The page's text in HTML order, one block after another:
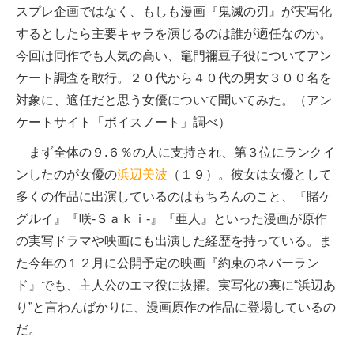
スプレ企画ではなく、もしも漫画『鬼滅の刃』が実写化
するとしたら主要キャラを演じるのは誰が適任なのか。
今回は同作でも人気の高い、竈門禰豆子役についてアン
ケート調査を敢行。２０代から４０代の男女３００名を
対象に、適任だと思う女優について聞いてみた。（アン
ケートサイト「ボイスノート」調べ）
まず全体の９.６％の人に支持され、第３位にランクイ
ンしたのが女優の浜辺美波 （１９）。彼女は女優として
多くの作品に出演しているのはもちろんのこと、『賭ケ
グルイ』『咲-Ｓａｋｉ-』『亜人』といった漫画が原作
の実写ドラマや映画にも出演した経歴を持っている。ま
た今年の１２月に公開予定の映画『約束のネバーラン
ド』でも、主人公のエマ役に抜擢。実写化の裏に“浜辺あ
り”と言わんばかりに、漫画原作の作品に登場しているの
だ。